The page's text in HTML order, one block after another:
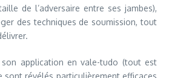
de l’adversaire entre ses jambes),
des techniques de soumission, tout
application en vale-tudo (tout est
sont révélés particulièrement efficaces